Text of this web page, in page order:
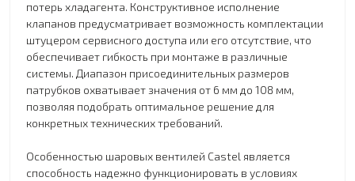
потерь хладагента. Конструктивное исполнение
клапанов предусматривает возможность комплектации
штуцером сервисного доступа или его отсутствие, что
обеспечивает гибкость при монтаже в различные
системы. Диапазон присоединительных размеров
патрубков охватывает значения от 6 мм до 108 мм,
позволяя подобрать оптимальное решение для
конкретных технических требований.
Особенностью шаровых вентилей Castel является
способность надежно функционировать в условиях